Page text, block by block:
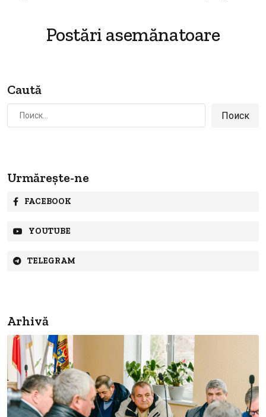
Postări asemănatoare
Caută
Найти:
Urmărește-ne
FACEBOOK
YOUTUBE
TELEGRAM
Arhivă